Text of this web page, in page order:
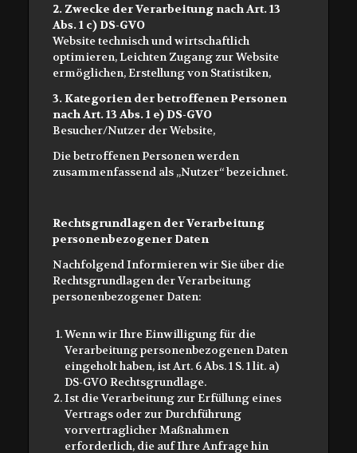
2. Zwecke der Verarbeitung nach Art. 13
Abs. 1 c) DS-GVO
Website technisch und wirtschaftlich
optimieren, Leichten Zugang zur Website
ermöglichen, Erstellung von Statistiken,
3. Kategorien der betroffenen Personen
nach Art. 13 Abs. 1 e) DS-GVO
Besucher/Nutzer der Website,
Die betroffenen Personen werden
zusammenfassend als „Nutzer“ bezeichnet.
Rechtsgrundlagen der Verarbeitung
personenbezogener Daten
Nachfolgend Informieren wir Sie über die
Rechtsgrundlagen der Verarbeitung
personenbezogener Daten:
Wenn wir Ihre Einwilligung für die
Verarbeitung personenbezogenen Daten
eingeholt haben, ist Art. 6 Abs. 1 S. 1 lit. a)
DS-GVO Rechtsgrundlage.
Ist die Verarbeitung zur Erfüllung eines
Vertrags oder zur Durchführung
vorvertraglicher Maßnahmen
erforderlich, die auf Ihre Anfrage hin